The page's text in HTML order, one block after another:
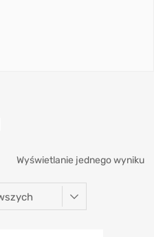
Wyświetlanie jednego wyniku